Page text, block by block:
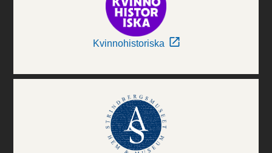
Kvinnohistoriska